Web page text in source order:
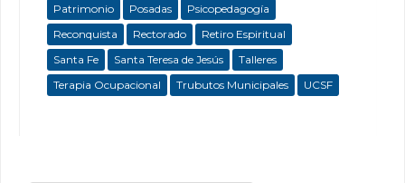
Patrimonio
Posadas
Psicopedagogía
Reconquista
Rectorado
Retiro Espiritual
Santa Fe
Santa Teresa de Jesús
Talleres
Terapia Ocupacional
Trubutos Municipales UCSF